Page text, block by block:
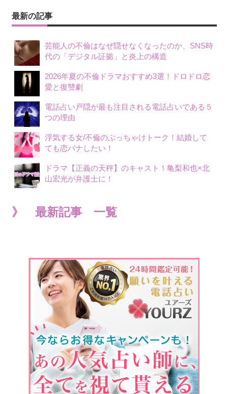
最新の記事
芸能人の不倫はなぜ隠せなくなったのか、SNS時
代の「デジタル証拠」と炎上の構造
2026年夏の不倫ドラマおすすめ3選！ドロドロ恋
愛と復讐劇
電話占い戸隠が最も注目される電話占いである５
つの理由
浮気する女/不倫のぶっちゃけトーク！結婚して
ても恋バナしたい！
ドラマ【正義の天秤】のキャスト！亀梨和也×北
山宏光が弁護士に！
》 最新記事 一覧